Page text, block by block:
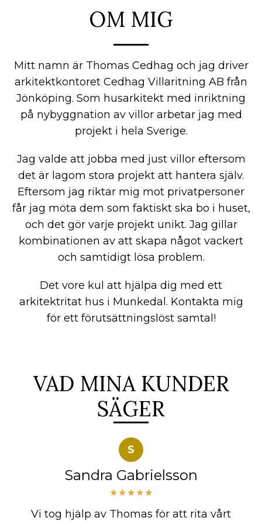
OM MIG
Mitt namn är Thomas Cedhag och jag driver
arkitektkontoret Cedhag Villaritning AB från
Jönköping. Som husarkitekt med inriktning
på nybyggnation av villor arbetar jag med
projekt i hela Sverige.
Jag valde att jobba med just villor eftersom
det är lagom stora projekt att hantera själv.
Eftersom jag riktar mig mot privatpersoner
får jag möta dem som faktiskt ska bo i huset,
och det gör varje projekt unikt. Jag gillar
kombinationen av att skapa något vackert
och samtidigt lösa problem.
Det vore kul att hjälpa dig med ett
arkitektritat hus i Munkedal. Kontakta mig
för ett förutsättningslöst samtal!
VAD MINA KUNDER
SÄGER
S
Sandra Gabrielsson
★★★★★
Vi tog hjälp av Thomas för att rita vårt